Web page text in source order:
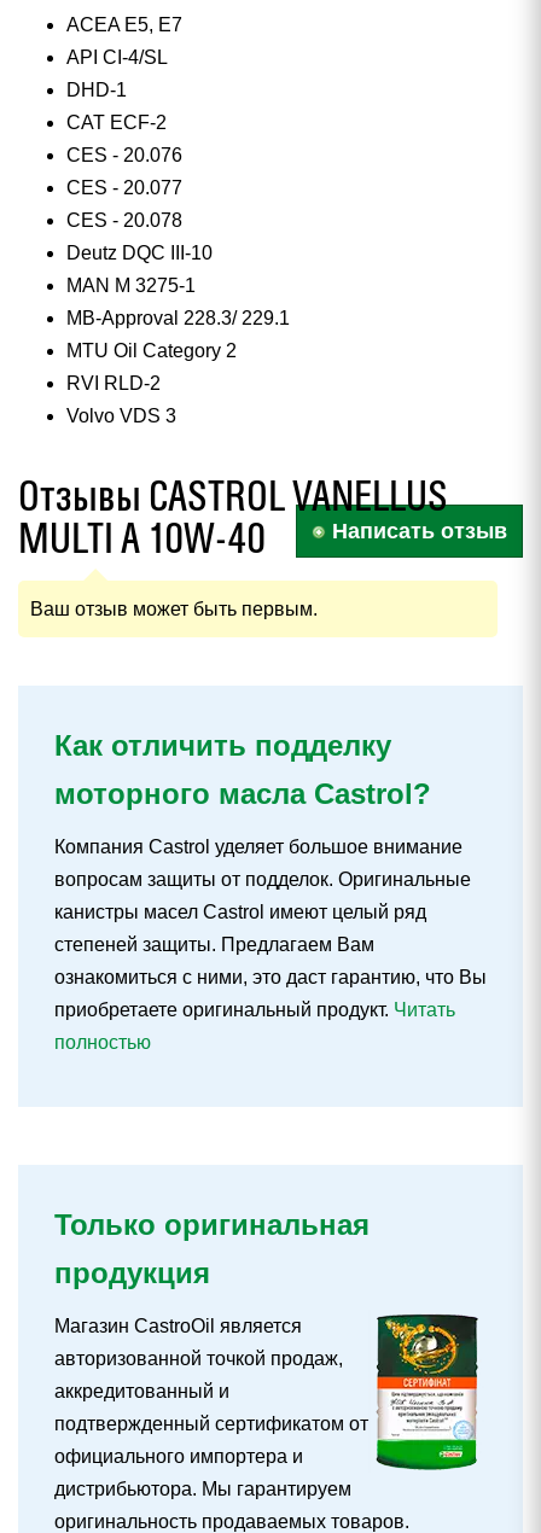
ACEA E5, E7
API CI-4/SL
DHD-1
CAT ECF-2
CES - 20.076
CES - 20.077
CES - 20.078
Deutz DQC III-10
MAN M 3275-1
MB-Approval 228.3/ 229.1
MTU Oil Category 2
RVI RLD-2
Volvo VDS 3
Отзывы CASTROL VANELLUS
MULTI A 10W-40
Написать отзыв
Ваш отзыв может быть первым.
Как отличить подделку
моторного масла Castrol?
Компания Castrol уделяет большое внимание
вопросам защиты от подделок. Оригинальные
канистры масел Castrol имеют целый ряд
степеней защиты. Предлагаем Вам
ознакомиться с ними, это даст гарантию, что Вы
приобретаете оригинальный продукт. Читать
полностью
Только оригинальная
продукция
Магазин CastroOil является
авторизованной точкой продаж,
аккредитованный и
подтвержденный сертификатом от
официального импортера и
дистрибьютора. Мы гарантируем
оригинальность продаваемых товаров.